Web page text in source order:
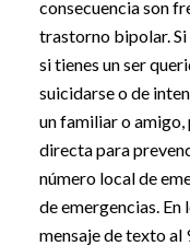
consecuencia son
trastorno bipolar. Si
si tienes un ser
suicidarse o de
un familiar o amigo,
directa para
número local de
de emergencias. En
mensaje de texto al